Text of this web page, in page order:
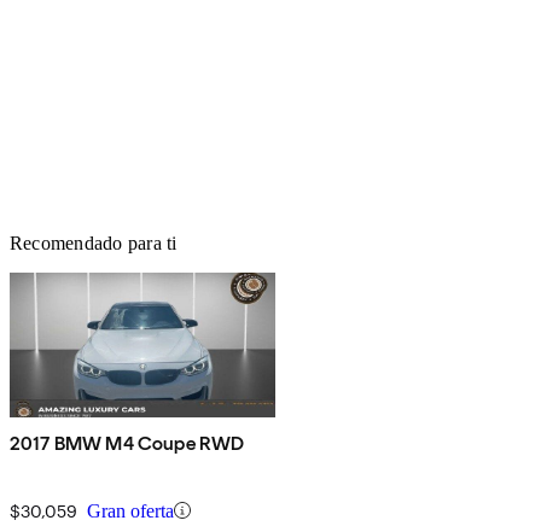
Recomendado para ti
2017 BMW M4 Coupe RWD
$30,059 Gran oferta